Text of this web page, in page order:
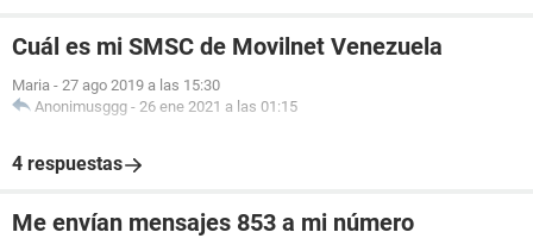
Cuál es mi SMSC de Movilnet Venezuela
Maria - 27 ago 2019 a las 15:30
Anonimusggg - 26 ene 2021 a las 01:15
4 respuestas
Me envían mensajes 853 a mi número